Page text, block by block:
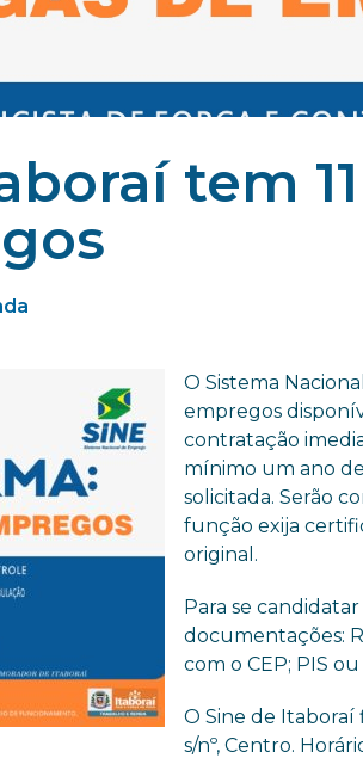
tem
O Sistema
empregos
contratação
mínimo um ano
solicitada. Serão
função exija
original.
Para se
documentações:
com o CEP; PIS
O Sine de Itaboraí
s/nº, Centro.